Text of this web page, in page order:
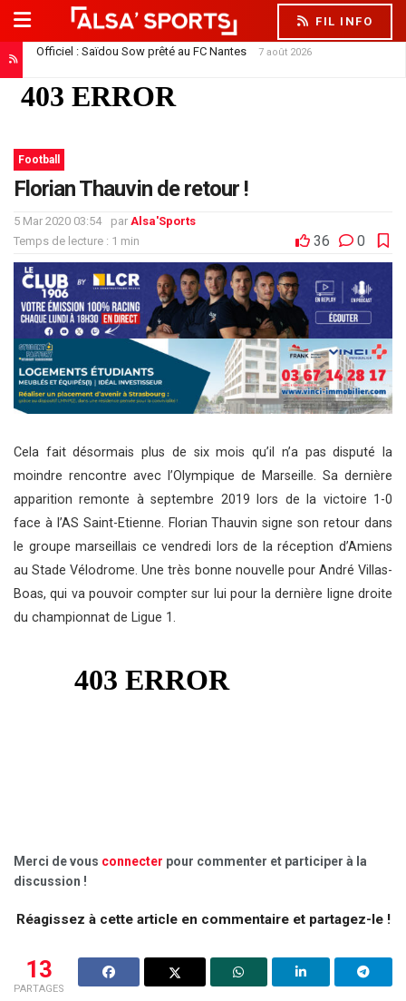
FIL INFO
Officiel : Saïdou Sow prêté au FC Nantes 7 août 2026
Football
Florian Thauvin de retour !
5 Mar 2020 03:54 par Alsa'Sports
Temps de lecture : 1 min
36 0
Cela fait désormais plus de six mois qu’il n’a pas disputé la
moindre rencontre avec l’Olympique de Marseille. Sa dernière
apparition remonte à septembre 2019 lors de la victoire 1-0
face à l’AS Saint-Etienne. Florian Thauvin signe son retour dans
le groupe marseillais ce vendredi lors de la réception d’Amiens
au Stade Vélodrome. Une très bonne nouvelle pour André Villas-
Boas, qui va pouvoir compter sur lui pour la dernière ligne droite
du championnat de Ligue 1.
Merci de vous connecter pour commenter et participer à la
discussion !
Réagissez à cette article en commentaire et partagez-le !
13
PARTAGES